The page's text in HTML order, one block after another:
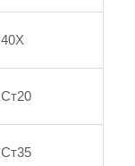
40Х
Ст20
Ст35